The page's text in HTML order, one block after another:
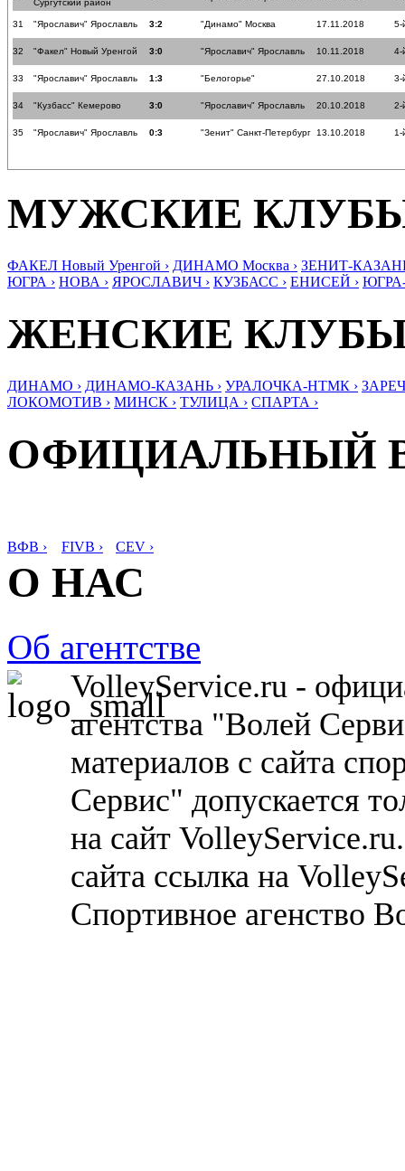
Сургутский район
31 "Ярославич" Ярославль 3:2 "Динамо" Москва 17.11.2018 5-
32 "Факел" Новый Уренгой 3:0 "Ярославич" Ярославль 10.11.2018 4-
33 "Ярославич" Ярославль 1:3 "Белогорье" 27.10.2018 3-
34 "Кузбасс" Кемерово 3:0 "Ярославич" Ярославль 20.10.2018 2-
35 "Ярославич" Ярославль 0:3 "Зенит" Санкт-Петербург 13.10.2018 1-
МУЖСКИЕ
ФАКЕЛ Новый Уренгой › ДИНАМО Москва › ЗЕНИТ-
ЮГРА › НОВА › ЯРОСЛАВИЧ › КУЗБАСС › ЕНИСЕЙ ›
ЖЕНСКИЕ
ДИНАМО › ДИНАМО-КАЗАНЬ › УРАЛОЧКА-НТМК ›
ЛОКОМОТИВ › МИНСК › ТУЛИЦА › СПАРТА ›
ОФИЦИАЛЬНЫЙ
ВФВ › FIVB › CEV ›
О НАС
Об агентстве
VolleyService.ru -
агентства "Волей
материалов с сайта
Сервис" допускается
на сайт
сайта ссылка на
Спортивное агенство